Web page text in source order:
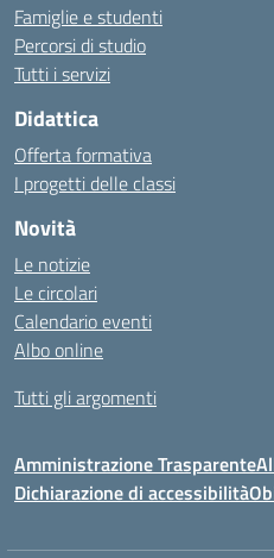
Famiglie e studenti
Percorsi di studio
Tutti i servizi
Didattica
Offerta formativa
I progetti delle classi
Novità
Le notizie
Le circolari
Calendario eventi
Albo online
Tutti gli argomenti
Amministrazione Trasparente
Dichiarazione di accessibilità